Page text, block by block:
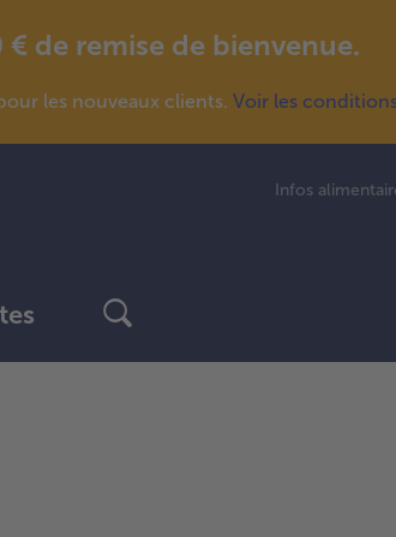
de remise de bienvenue.
les nouveaux clients. Voir les
Infos